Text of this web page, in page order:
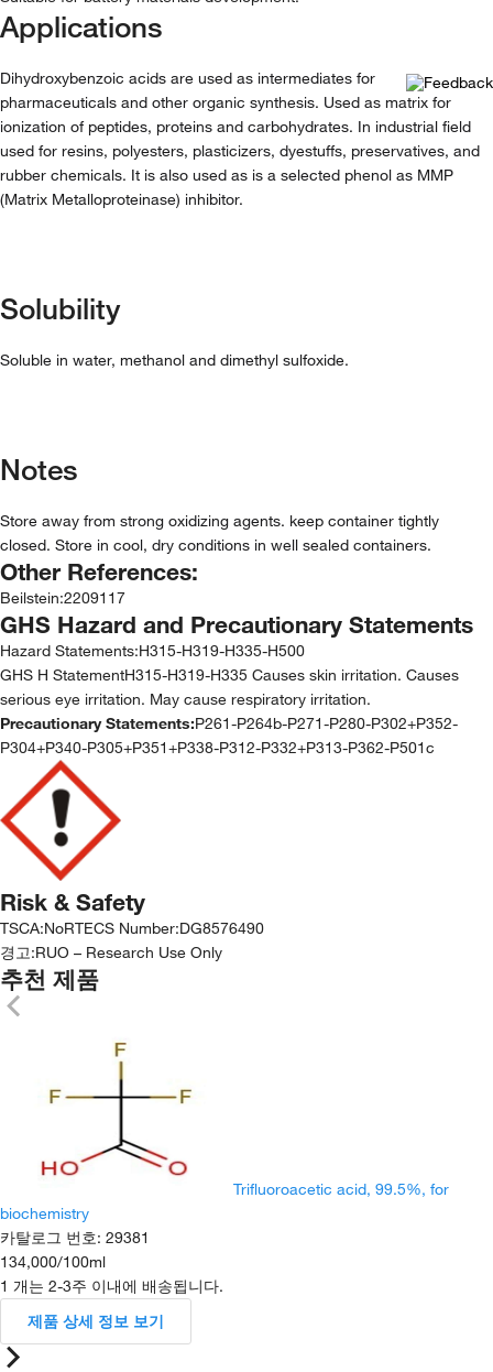
Applications
Dihydroxybenzoic acids are used as intermediates for
pharmaceuticals and other organic synthesis. Used as matrix for
ionization of peptides, proteins and carbohydrates. In industrial field
used for resins, polyesters, plasticizers, dyestuffs, preservatives, and
rubber chemicals. It is also used as is a selected phenol as MMP
(Matrix Metalloproteinase) inhibitor.
Solubility
Soluble in water, methanol and dimethyl sulfoxide.
Notes
Store away from strong oxidizing agents. keep container tightly
closed. Store in cool, dry conditions in well sealed containers.
Other References:
Beilstein:2209117
GHS Hazard and Precautionary Statements
Hazard Statements:H315-H319-H335-H500
GHS H StatementH315-H319-H335 Causes skin irritation. Causes
serious eye irritation. May cause respiratory irritation.
Precautionary Statements:P261-P264b-P271-P280-P302+P352-
P304+P340-P305+P351+P338-P312-P332+P313-P362-P501c
Risk & Safety
TSCA:NoRTECS Number:DG8576490
경고:RUO – Research Use Only
추천 제품
Trifluoroacetic acid, 99.5%, for
biochemistry
카탈로그 번호: 29381
134,000/100ml
1 개는 2-3주 이내에 배송됩니다.
제품 상세 정보 보기